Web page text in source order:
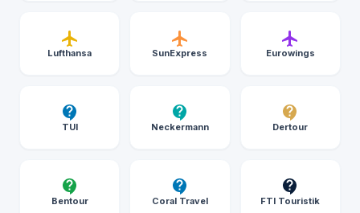
Lufthansa SunExpress Eurowings
TUI Neckermann Dertour
Bentour Coral Travel FTI Touristik